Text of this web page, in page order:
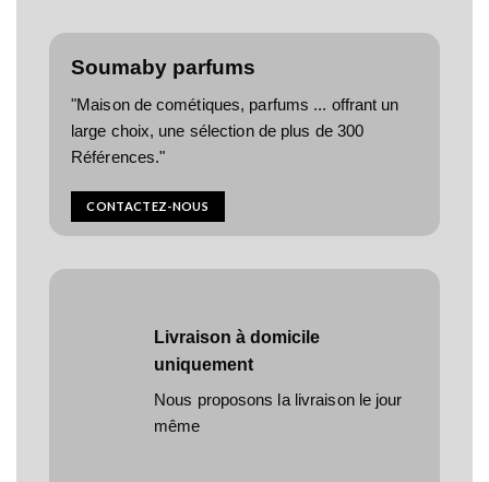
Soumaby parfums
"Maison de cométiques, parfums ... offrant un
large choix, une sélection de plus de 300
Références."
CONTACTEZ-NOUS
Livraison à domicile
uniquement
Nous proposons la livraison le jour
même